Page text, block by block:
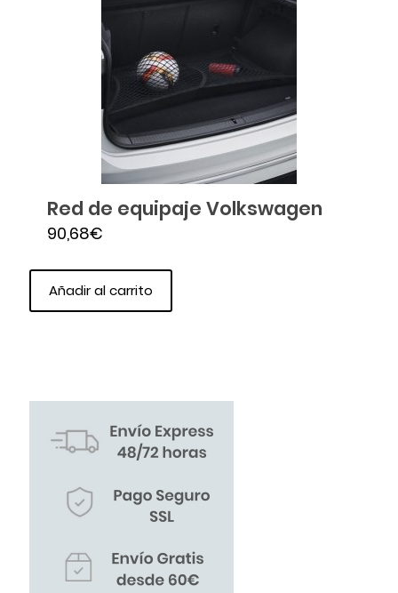
Red de equipaje Volkswagen
90,68€
Añadir al carrito